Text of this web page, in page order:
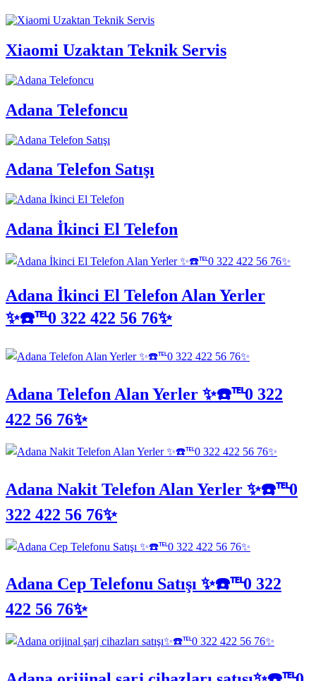
Xiaomi Uzaktan Teknik Servis
Adana Telefoncu
Adana Telefon Satışı
Adana İkinci El Telefon
Adana İkinci El Telefon Alan Yerler
✨☎️℡0 322 422 56 76✨
Adana Telefon Alan Yerler ✨☎️℡0 322
422 56 76✨
Adana Nakit Telefon Alan Yerler ✨☎️℡0
322 422 56 76✨
Adana Cep Telefonu Satışı ✨☎️℡0 322
422 56 76✨